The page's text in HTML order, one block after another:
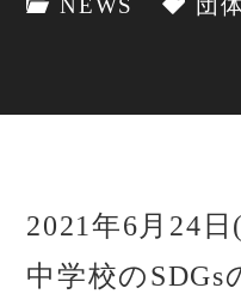
NEWS 団
2021年6月24
中学校のSDGs